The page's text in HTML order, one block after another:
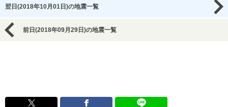
翌日(2018年10月01日)の地震一覧
前日(2018年09月29日)の地震一覧